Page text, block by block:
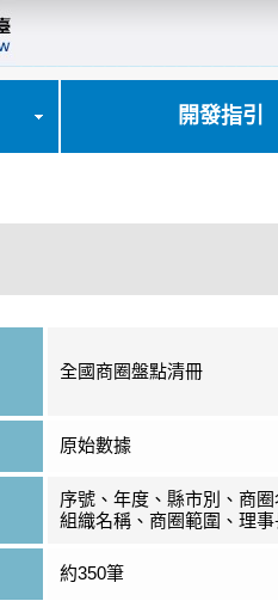
開發指引
全國商圈盤點清冊
原始數據
序號、年度、縣市別、商
組織名稱、商圈範圍、理事
約350筆